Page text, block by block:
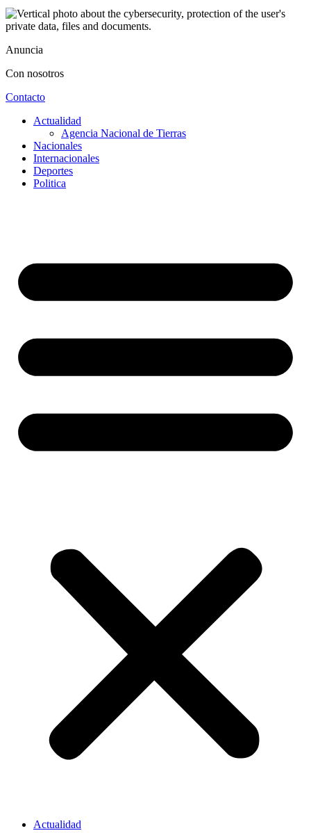
Anuncia
Con nosotros
Contacto
Actualidad
Agencia Nacional de Tierras
Nacionales
Internacionales
Deportes
Politica
Actualidad